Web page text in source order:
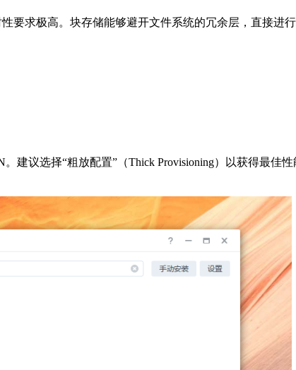
要求极高。块存储能够避开文件系统的冗余层，直接进
建议选择“粗放配置”（Thick Provisioning）以获得最佳